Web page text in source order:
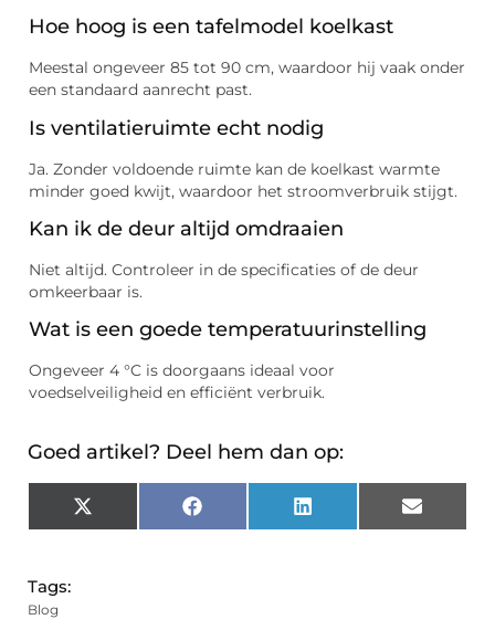
Hoe hoog is een tafelmodel koelkast
Meestal ongeveer 85 tot 90 cm, waardoor hij vaak onder
een standaard aanrecht past.
Is ventilatieruimte echt nodig
Ja. Zonder voldoende ruimte kan de koelkast warmte
minder goed kwijt, waardoor het stroomverbruik stijgt.
Kan ik de deur altijd omdraaien
Niet altijd. Controleer in de specificaties of de deur
omkeerbaar is.
Wat is een goede temperatuurinstelling
Ongeveer 4 °C is doorgaans ideaal voor
voedselveiligheid en efficiënt verbruik.
Goed artikel? Deel hem dan op:
X
(Twitter)
Facebook LinkedIn Email
Tags:
Blog